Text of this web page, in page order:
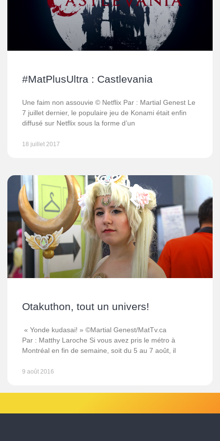
#MatPlusUltra : Castlevania
Une faim non assouvie © Netflix Par : Martial Genest Le
7 juillet dernier, le populaire jeu de Konami était enfin
diffusé sur Netflix sous la forme d’un
18 juillet 2017
Otakuthon, tout un univers!
« Yonde kudasai! » ©Martial Genest/MatTv.ca
Par : Matthy Laroche Si vous avez pris le métro à
Montréal en fin de semaine, soit du 5 au 7 août, il
9 août 2016